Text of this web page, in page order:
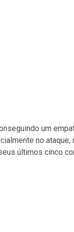
um
no
últimos cinco